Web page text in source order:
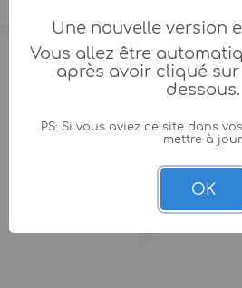
Une nouvelle version
Vous allez être
après avoir cliqué
dessous.
PS: Si vous aviez ce site dans
mettre à jour.
OK